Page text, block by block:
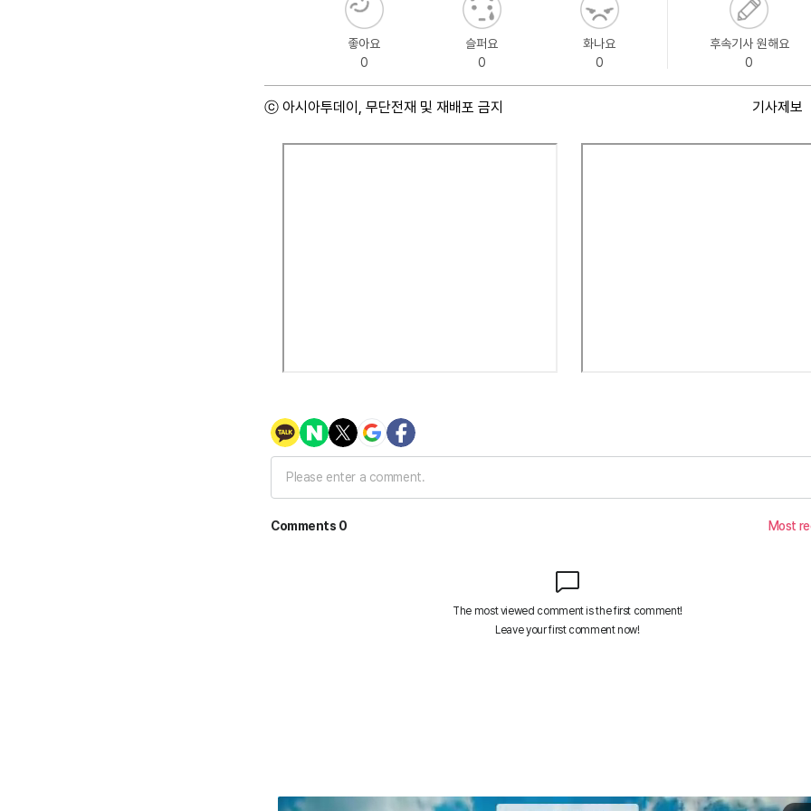
좋아요
0
슬퍼요
0
화나요
0
후속기사 원해요
0
ⓒ 아시아투데이, 무단전재 및 재배포 금지 기사제보